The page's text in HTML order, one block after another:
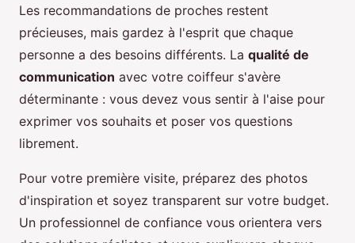
Les recommandations de proches restent
précieuses, mais gardez à l'esprit que chaque
personne a des besoins différents. La qualité de
communication avec votre coiffeur s'avère
déterminante : vous devez vous sentir à l'aise pour
exprimer vos souhaits et poser vos questions
librement.
Pour votre première visite, préparez des photos
d'inspiration et soyez transparent sur votre budget.
Un professionnel de confiance vous orientera vers